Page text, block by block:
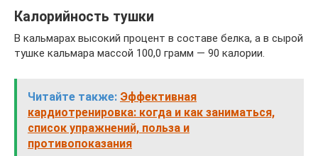
Калорийность тушки
В кальмарах высокий процент в составе белка, а в сырой
тушке кальмара массой 100,0 грамм — 90 калории.
Читайте также: Эффективная
кардиотренировка: когда и как заниматься,
список упражнений, польза и
противопоказания